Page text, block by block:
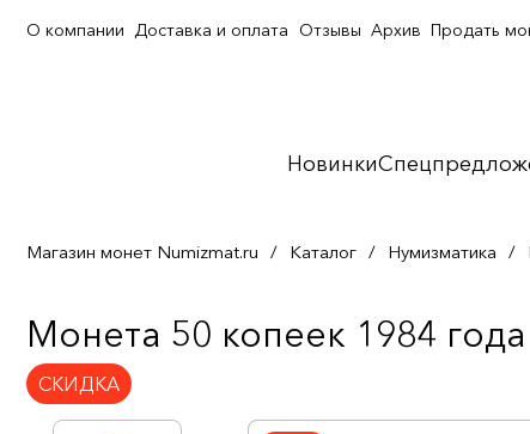
Новинки
О компании Доставка и оплата Отзывы Архив Продать
Магазин монет Numizmat.ru / Каталог / Нумизматика /
Монета 50 копеек 1984
СКИДКА